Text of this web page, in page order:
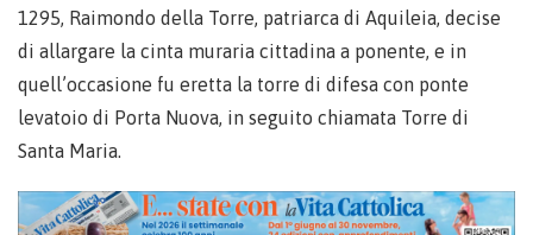
1295, Raimondo della Torre, patriarca di Aquileia, decise
di allargare la cinta muraria cittadina a ponente, e in
quell’occasione fu eretta la torre di difesa con ponte
levatoio di Porta Nuova, in seguito chiamata Torre di
Santa Maria.